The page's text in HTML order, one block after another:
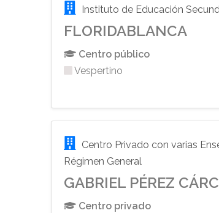
Instituto de Educación
FLORIDABLANCA
Centro público
Vespertino
Centro Privado con varias
Régimen General
GABRIEL PÉREZ
Centro privado